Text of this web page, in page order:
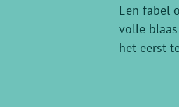
Een fabel
volle
het eerst